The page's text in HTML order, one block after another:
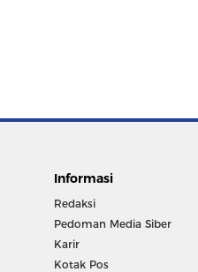
Informasi
Redaksi
Pedoman Media Siber
Karir
Kotak Pos